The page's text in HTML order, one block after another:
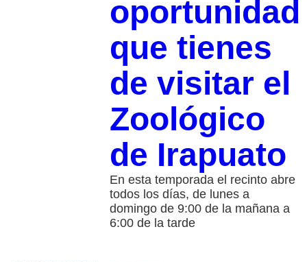
oportunidad
que tienes
de visitar el
Zoológico
de Irapuato
En esta temporada el recinto abre
todos los días, de lunes a
domingo de 9:00 de la mañana a
6:00 de la tarde